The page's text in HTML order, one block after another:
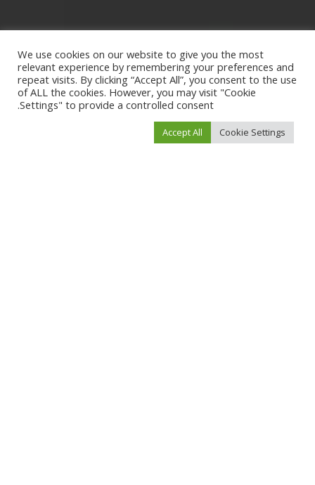
We use cookies on our website to give you the most
relevant experience by remembering your preferences and
repeat visits. By clicking “Accept All”, you consent to the use
of ALL the cookies. However, you may visit "Cookie
Settings" to provide a controlled consent.
Cookie Settings
Accept All